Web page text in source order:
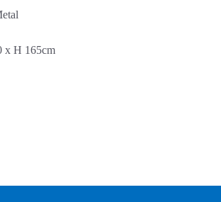
x H 165cm